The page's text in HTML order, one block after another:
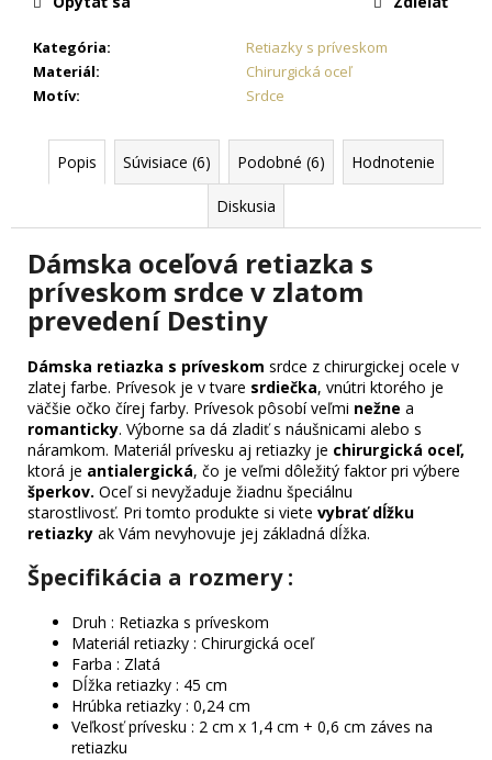
Kategória:
Retiazky s príveskom
Materiál:
Chirurgická oceľ
Motív: Srdce
Popis Súvisiace (6) Podobné (6) Hodnotenie
Diskusia
Dámska oceľová retiazka s
príveskom srdce v zlatom
prevedení Destiny
Dámska retiazka s príveskom srdce z chirurgickej ocele v
zlatej farbe. Prívesok je v tvare srdiečka, vnútri ktorého je
väčšie očko čírej farby. Prívesok pôsobí veľmi nežne a
romanticky. Výborne sa dá zladiť s náušnicami alebo s
náramkom. Materiál prívesku aj retiazky je chirurgická oceľ,
ktorá je antialergická, čo je veľmi dôležitý faktor pri výbere
šperkov. Oceľ si nevyžaduje žiadnu špeciálnu
starostlivosť. Pri tomto produkte si viete vybrať dĺžku
retiazky ak Vám nevyhovuje jej základná dĺžka.
Špecifikácia a rozmery :
Druh : Retiazka s príveskom
Materiál retiazky : Chirurgická oceľ
Farba : Zlatá
Dĺžka retiazky : 45 cm
Hrúbka retiazky : 0,24 cm
Veľkosť prívesku : 2 cm x 1,4 cm + 0,6 cm záves na
retiazku
RETIAZKY
16,48